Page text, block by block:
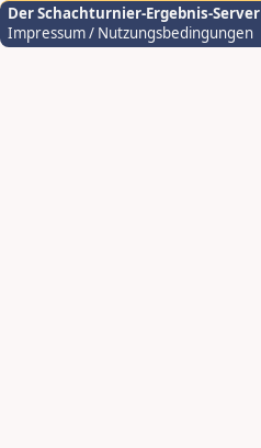
Der Schachturnier-Ergebnis-Server
Impressum / Nutzungsbedingungen